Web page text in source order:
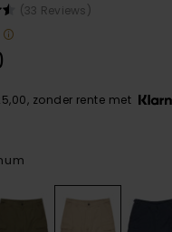
(33 Reviews)
zonder rente met